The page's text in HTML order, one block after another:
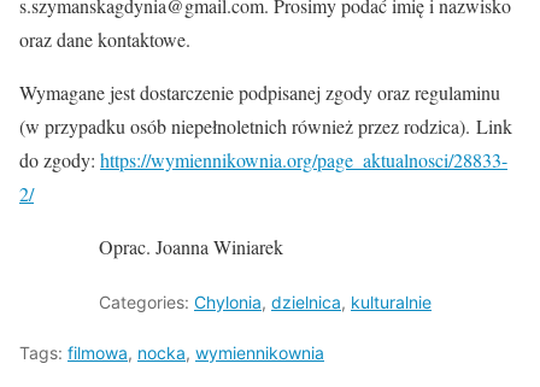
s.szymanskagdynia@gmail.com. Prosimy podać imię i nazwisko
oraz dane kontaktowe.
Wymagane jest dostarczenie podpisanej zgody oraz regulaminu
(w przypadku osób niepełnoletnich również przez rodzica). Link
do zgody: https://wymiennikownia.org/page_aktualnosci/28833-
2/
Oprac. Joanna Winiarek
Categories: Chylonia, dzielnica, kulturalnie
Tags: filmowa, nocka, wymiennikownia